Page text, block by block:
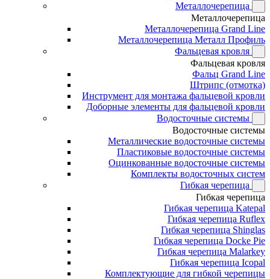
Металлочерепица
Металлочерепица
Металлочерепица Grand Line
Металлочерепица Металл Профиль
Фальцевая кровля
Фальцевая кровля
Фальц Grand Line
Штрипс (отмотка)
Инструмент для монтажа фальцевой кровли
Доборные элементы для фальцевой кровли
Водосточные системы
Водосточные системы
Металлические водосточные системы
Пластиковые водосточные системы
Оцинкованные водосточные системы
Комплекты водосточных систем
Гибкая черепица
Гибкая черепица
Гибкая черепица Katepal
Гибкая черепица Ruflex
Гибкая черепица Shinglas
Гибкая черепица Docke Pie
Гибкая черепица Malarkey
Гибкая черепица Icopal
Комплектующие для гибкой черепицы